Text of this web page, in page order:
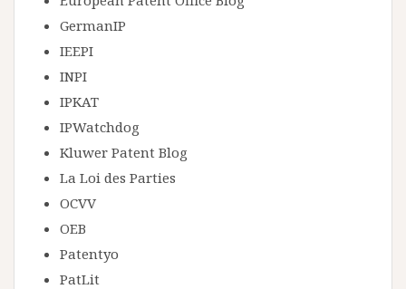
GermanIP
IEEPI
INPI
IPKAT
IPWatchdog
Kluwer Patent Blog
La Loi des Parties
OCVV
OEB
Patentyo
PatLit